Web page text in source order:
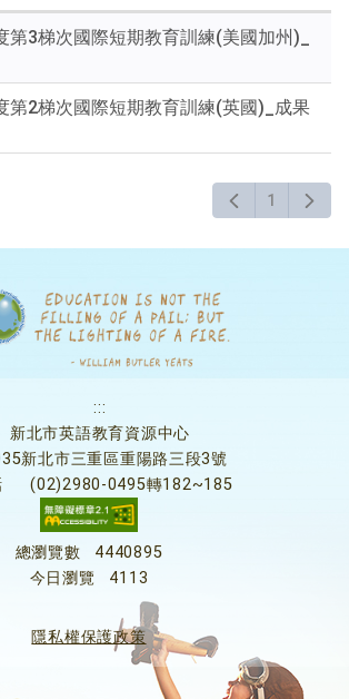
第3梯次國際短期教育訓練(美國加州)_
第2梯次國際短期教育訓練(英國)_成果
1
:::
新北市英語教育資源中心
新北市三重區重陽路三段3號
(02)2980-0495轉182~185
總瀏覽數
4440895
今日瀏覽
4113
隱私權保護政策